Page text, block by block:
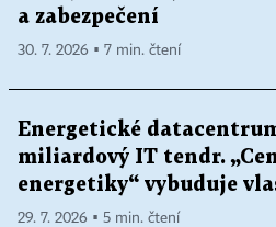
a zabezpečení
30. 7. 2026 ▪ 7 min. čtení
Energetické
miliardový IT tendr.
energetiky“ vybuduje
29. 7. 2026 ▪ 5 min. čtení